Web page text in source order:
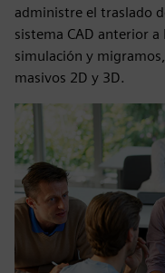
administre el traslado
sistema CAD anterior
simulación y
masivos 2D y 3D.